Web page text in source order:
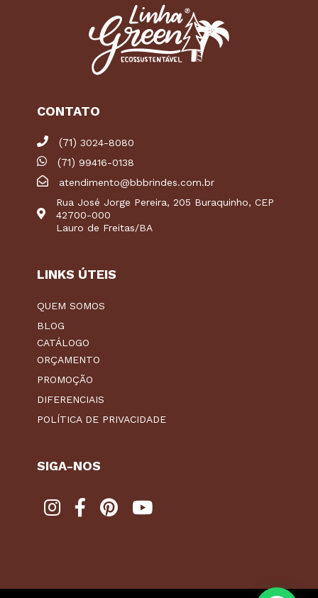
CONTATO
(71) 3024-8080
(71) 99416-0138
atendimento@bbbrindes.com.br
Rua José Jorge Pereira, 205 Buraquinho, CEP
42700-000
Lauro de Freitas/BA
LINKS ÚTEIS
QUEM SOMOS
BLOG
CATÁLOGO
ORÇAMENTO
PROMOÇÃO
DIFERENCIAIS
POLÍTICA DE PRIVACIDADE
SIGA-NOS